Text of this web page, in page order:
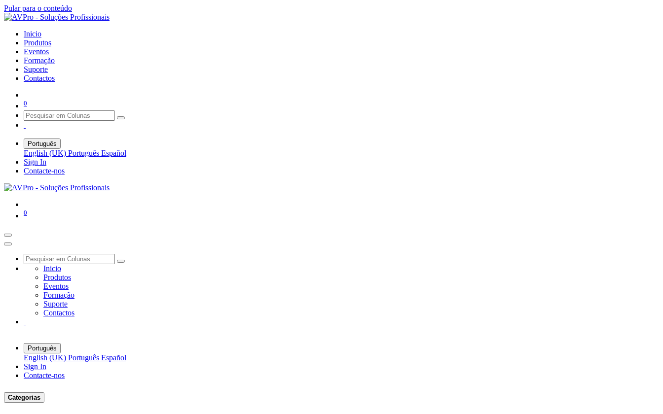
Pular para o conteúdo
Inicio
Produtos
Eventos
Formação
Suporte
Contactos
0
Português
English (UK) Português Español
Sign In
Contacte-nos
0
Inicio
Produtos
Eventos
Formação
Suporte
Contactos
Português
English (UK) Português Español
Sign In
Contacte-nos
Categorias